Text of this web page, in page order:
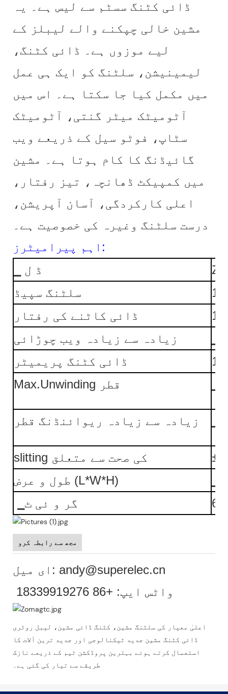
ڈائی کٹنگ سسٹم سے لیس ہے۔ یہ
مشین خالی چپکنے والے لیبلز کے
لیے موزوں ہے۔ ڈائی کٹنگ،
لیمینیشن، سلٹنگ کو ایک ہی عمل
میں مکمل کیا جا سکتا ہے۔ اس میں
آٹومیٹک میٹر گنتی، آٹومیٹک
سٹاپ، فوٹو سیل کے ذریعے ویب
گائیڈنگ کا کام ہوتا ہے۔ مشین
میں کمپیکٹ ڈھانچہ، تیز رفتار،
اعلی کارکردگی، آسان آپریشن،
درست سلٹنگ وغیرہ کی خصوصیت ہے۔
اہم پیرامیٹرز:
▁ ڈ ل
سلٹنگ سپیڈ
ڈائی کاٹنے کی رفتار
زیادہ سے زیادہ ویب چوڑائی
ڈائی کٹنگ پریمیٹر
Max.Unwinding قطر
زیادہ سے زیادہ ریوائنڈنگ قطر
slitting کی صحت سے متعلق
±▁
طول و عرض (L*W*H)
▁گر و ئی ٹ
مجھ سے رابطہ کرو
ای میل: andy@superelec.cn
اعلیٰ معیار کی سلٹنگ مشین، کٹنگ ڈائی مشین، لیبل روٹری
ڈائی کٹنگ مشین جدید ٹیکنالوجی اور جدید ترین آلات کا
استعمال کرتے ہوئے بہترین پروڈکشن ٹیم کے ذریعے نازک
طریقے سے تیار کی گئی ہے۔